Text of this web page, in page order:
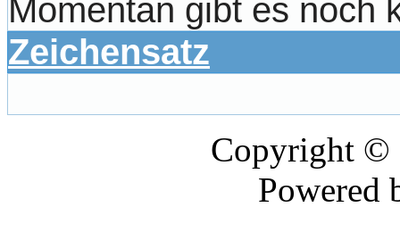
Momentan gibt es noch
Zeichensatz
Copyright
Powered